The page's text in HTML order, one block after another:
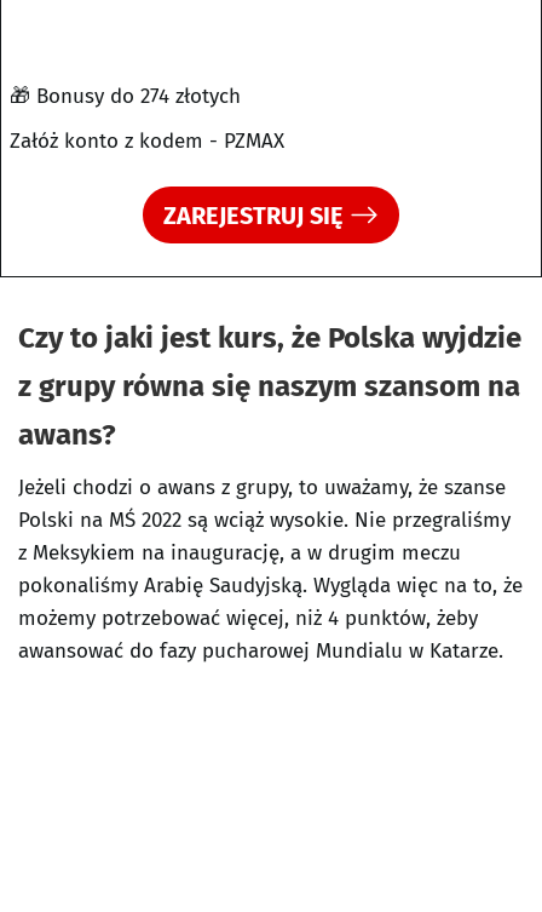
🎁 Bonusy do 274 złotych
Załóż konto z kodem - PZMAX
ZAREJESTRUJ SIĘ
Czy to jaki jest kurs, że Polska wyjdzie
z grupy równa się naszym szansom na
awans?
Jeżeli chodzi o awans z grupy, to uważamy, że szanse
Polski na MŚ 2022 są wciąż wysokie. Nie przegraliśmy
z Meksykiem na inaugurację, a w drugim meczu
pokonaliśmy Arabię Saudyjską. Wygląda więc na to, że
możemy potrzebować więcej, niż 4 punktów, żeby
awansować do fazy pucharowej Mundialu w Katarze.